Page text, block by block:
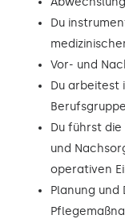
Du
Vor- und
Du arbeitest
Du führst
und
operativen
Planung und